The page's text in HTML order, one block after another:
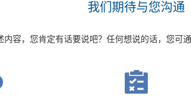
我们期待与您沟通
内容，您肯定有话要说吧？任何想说的话，您可